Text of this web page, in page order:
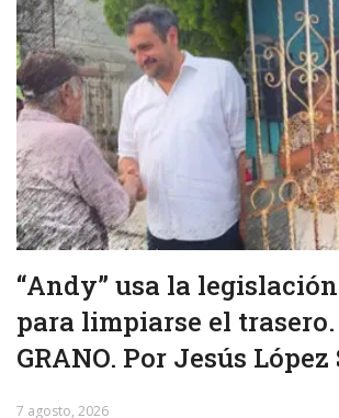
“Andy” usa la
para limpiarse el
GRANO. Por Jesús López
7 agosto, 2026